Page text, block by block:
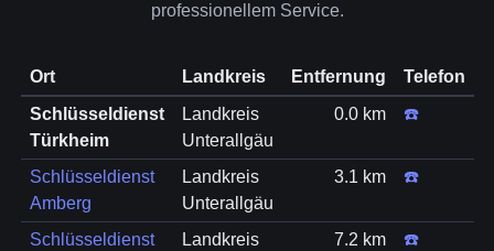
professionellem Service.
Ort Landkreis Entfernung
Telefon
Schlüsseldienst
Türkheim
Landkreis
Unterallgäu
0.0 km ☎️
Schlüsseldienst
Amberg
Landkreis
Unterallgäu
3.1 km ☎️
Schlüsseldienst
Landkreis
7.2 km ☎️